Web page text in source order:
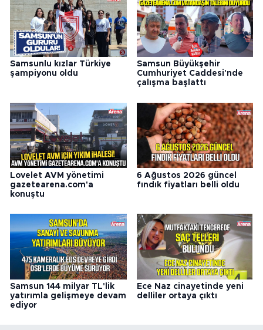
Samsunlu kızlar Türkiye
şampiyonu oldu
Samsun Büyükşehir
Cumhuriyet Caddesi'nde
çalışma başlattı
Lovelet AVM yönetimi
gazetearena.com'a
konuştu
6 Ağustos 2026 güncel
fındık fiyatları belli oldu
Samsun 144 milyar TL'lik
yatırımla gelişmeye devam
ediyor
Ece Naz cinayetinde yeni
delliler ortaya çıktı